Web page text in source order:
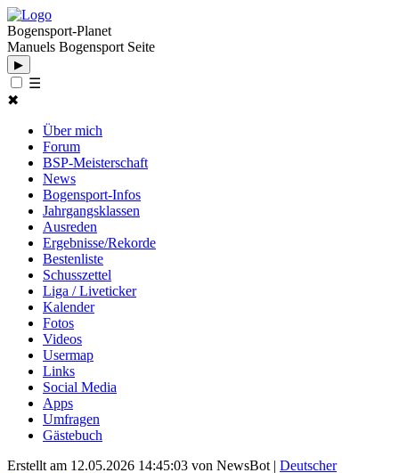
Bogensport-Planet
Manuels Bogensport Seite
▶
☰
✖
Über mich
Forum
BSP-Meisterschaft
News
Bogensport-Infos
Jahrgangsklassen
Ausreden
Ergebnisse/Rekorde
Bestenliste
Schusszettel
Liga / Liveticker
Kalender
Fotos
Videos
Usermap
Links
Social Media
Apps
Umfragen
Gästebuch
Erstellt am 12.05.2026 14:45:03 von NewsBot | Deutscher